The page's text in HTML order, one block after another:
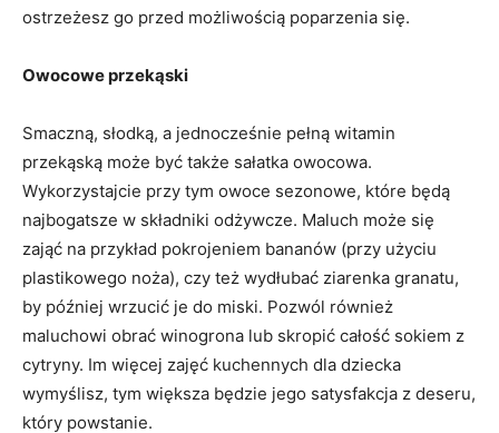
ostrzeżesz go przed możliwością poparzenia się.
Owocowe przekąski
Smaczną, słodką, a jednocześnie pełną witamin
przekąską może być także sałatka owocowa.
Wykorzystajcie przy tym owoce sezonowe, które będą
najbogatsze w składniki odżywcze. Maluch może się
zająć na przykład pokrojeniem bananów (przy użyciu
plastikowego noża), czy też wydłubać ziarenka granatu,
by później wrzucić je do miski. Pozwól również
maluchowi obrać winogrona lub skropić całość sokiem z
cytryny. Im więcej zajęć kuchennych dla dziecka
wymyślisz, tym większa będzie jego satysfakcja z deseru,
który powstanie.